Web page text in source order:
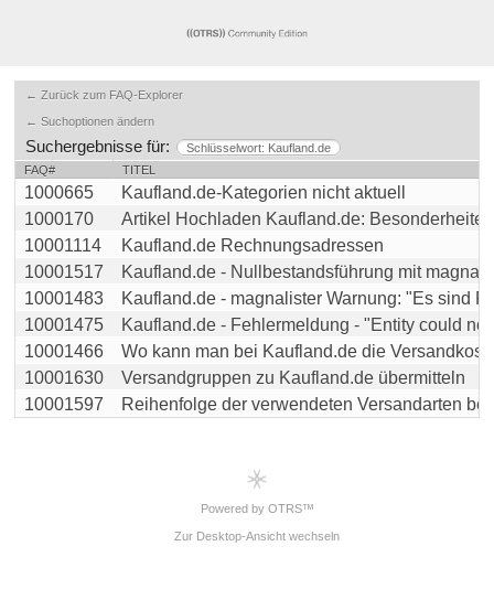
← Zurück zum FAQ-Explorer
← Suchoptionen ändern
Suchergebnisse für:
Schlüsselwort: Kaufland.de
FAQ#
TITEL
1000665
Kaufland.de-Kategorien nicht aktuell
1000170
Artikel Hochladen Kaufland.de: Besonderheiten
10001114
Kaufland.de Rechnungsadressen
10001517
Kaufland.de - Nullbestandsführung mit
10001483
Kaufland.de - magnalister Warnung: "Es sind
10001475
Kaufland.de - Fehlermeldung - "Entity could not
10001466
Wo kann man bei Kaufland.de die
10001630
Versandgruppen zu Kaufland.de übermitteln
10001597
Reihenfolge der verwendeten Versandarten
Powered by OTRS™
Zur Desktop-Ansicht wechseln